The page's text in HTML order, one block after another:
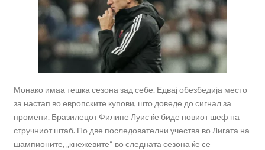
има 100.000.000 евра за да ги задоволи Германците?
Ова што се случи на другиот крај од планетата најдобро покажува
кој е и што е Лука Модриќ
Монако имаа тешка сезона зад себе. Едвај обезбедија место
за настап во европските купови, што доведе до сигнал за
промени. Бразилецот Филипе Луис ќе биде новиот шеф на
стручниот штаб. По две последователни учества во Лигата на
шампионите, „кнежевите“ во следната сезона ќе се